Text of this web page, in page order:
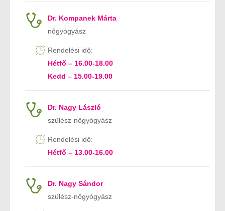
Dr. Kompanek Márta
nőgyógyász
Rendelési idő:
Hétfő – 16.00-18.00
Kedd – 15.00-19.00
Dr. Nagy László
szülész-nőgyógyász
Rendelési idő:
Hétfő – 13.00-16.00
Dr. Nagy Sándor
szülész-nőgyógyász